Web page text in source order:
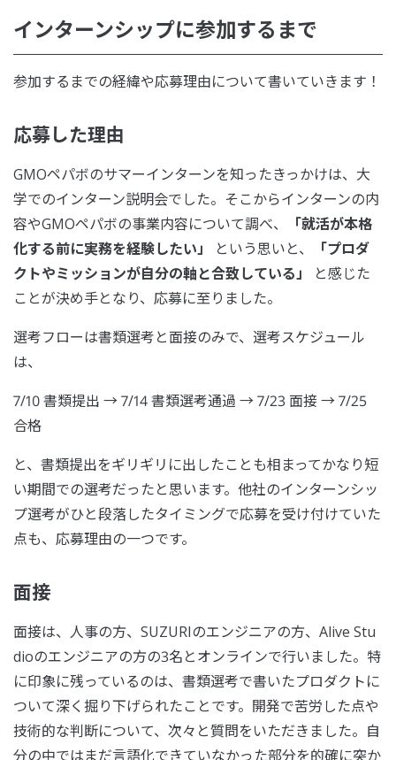
インターンシップに参加するまで
参加するまでの経緯や応募理由について書いていきます！
応募した理由
GMOペパボのサマーインターンを知ったきっかけは、大
学でのインターン説明会でした。そこからインターンの内
容やGMOペパボの事業内容について調べ、
「就活が本格
化する前に実務を経験したい」
という思いと、
「プロダ
クトやミッションが自分の軸と合致している」
と感じた
ことが決め手となり、応募に至りました。
選考フローは書類選考と面接のみで、選考スケジュール
は、
7/10 書類提出 → 7/14 書類選考通過 → 7/23 面接 → 7/25
合格
と、書類提出をギリギリに出したことも相まってかなり短
い期間での選考だったと思います。他社のインターンシッ
プ選考がひと段落したタイミングで応募を受け付けていた
点も、応募理由の一つです。
面接
面接は、人事の方、SUZURIのエンジニアの方、Alive Stu
dioのエンジニアの方の3名とオンラインで行いました。特
に印象に残っているのは、書類選考で書いたプロダクトに
ついて深く掘り下げられたことです。開発で苦労した点や
技術的な判断について、次々と質問をいただきました。自
分の中ではまだ言語化できていなかった部分を的確に突か